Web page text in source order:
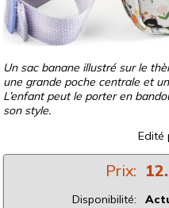
Un sac banane illustré sur le
une grande poche centrale et
L’enfant peut le porter en
son style.
Edité
Prix:
Disponibilité: